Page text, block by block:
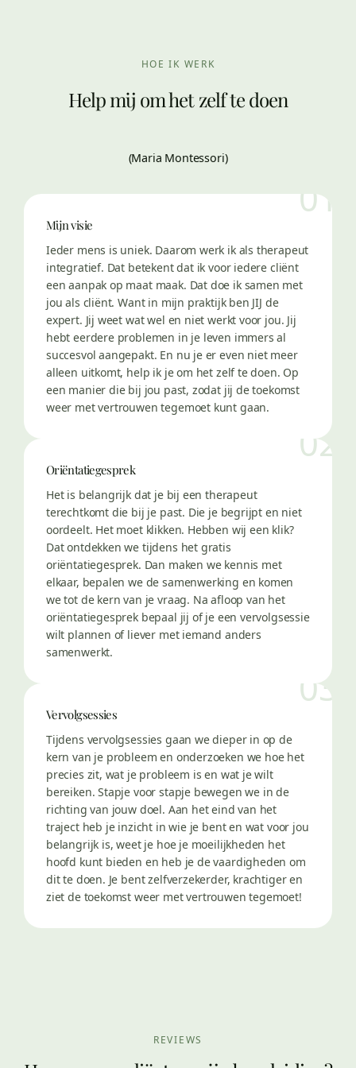
HOE IK WERK
Help mij om het zelf te doen
(Maria Montessori)
01
Mijn visie
Ieder mens is uniek. Daarom werk ik als therapeut
integratief. Dat betekent dat ik voor iedere cliënt
een aanpak op maat maak. Dat doe ik samen met
jou als cliënt. Want in mijn praktijk ben JIJ de
expert. Jij weet wat wel en niet werkt voor jou. Jij
hebt eerdere problemen in je leven immers al
succesvol aangepakt. En nu je er even niet meer
alleen uitkomt, help ik je om het zelf te doen. Op
een manier die bij jou past, zodat jij de toekomst
weer met vertrouwen tegemoet kunt gaan.
02
Oriëntatiegesprek
Het is belangrijk dat je bij een therapeut
terechtkomt die bij je past. Die je begrijpt en niet
oordeelt. Het moet klikken. Hebben wij een klik?
Dat ontdekken we tijdens het gratis
oriëntatiegesprek. Dan maken we kennis met
elkaar, bepalen we de samenwerking en komen
we tot de kern van je vraag. Na afloop van het
oriëntatiegesprek bepaal jij of je een vervolgsessie
wilt plannen of liever met iemand anders
samenwerkt.
03
Vervolgsessies
Tijdens vervolgsessies gaan we dieper in op de
kern van je probleem en onderzoeken we hoe het
precies zit, wat je probleem is en wat je wilt
bereiken. Stapje voor stapje bewegen we in de
richting van jouw doel. Aan het eind van het
traject heb je inzicht in wie je bent en wat voor jou
belangrijk is, weet je hoe je moeilijkheden het
hoofd kunt bieden en heb je de vaardigheden om
dit te doen. Je bent zelfverzekerder, krachtiger en
ziet de toekomst weer met vertrouwen tegemoet!
REVIEWS